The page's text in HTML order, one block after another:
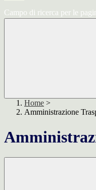
Campo di ricerca per le
Home >
Amministrazione